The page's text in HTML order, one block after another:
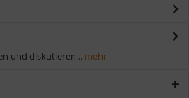
und diskutieren... mehr